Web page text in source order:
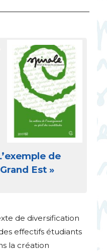
de
Est »
de diversification
effectifs étudiants
la création